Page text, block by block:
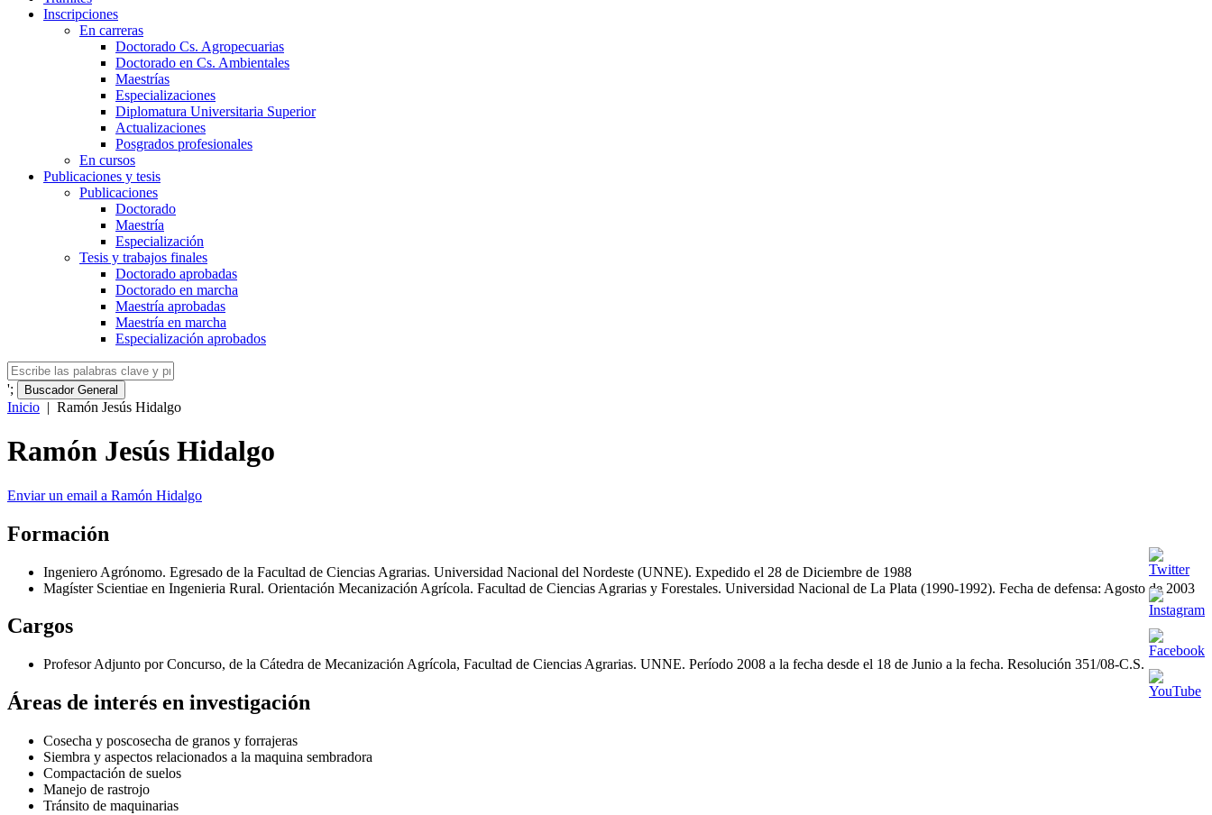
Inscripciones
En carreras
Doctorado Cs. Agropecuarias
Doctorado en Cs. Ambientales
Maestrías
Especializaciones
Diplomatura Universitaria Superior
Actualizaciones
Posgrados profesionales
En cursos
Publicaciones y tesis
Publicaciones
Doctorado
Maestría
Especialización
Tesis y trabajos finales
Doctorado aprobadas
Doctorado en marcha
Maestría aprobadas
Maestría en marcha
Especialización aprobados
'; Buscador General
Inicio | Ramón Jesús Hidalgo
Ramón Jesús Hidalgo
Enviar un email a Ramón Hidalgo
Formación
Ingeniero Agrónomo. Egresado de la Facultad de Ciencias Agrarias. Universidad Nacional del Nordeste (UNNE). Expedido el 28 de Diciembre de 1988
Magíster Scientiae en Ingenieria Rural. Orientación Mecanización Agrícola. Facultad de Ciencias Agrarias y Forestales. Universidad Nacional de La Plata (1990-1992). Fecha de defensa: Agosto de 2003
Cargos
Profesor Adjunto por Concurso, de la Cátedra de Mecanización Agrícola, Facultad de Ciencias Agrarias. UNNE. Período 2008 a la fecha desde el 18 de Junio a la fecha. Resolución 351/08-C.S.
Áreas de interés en investigación
Cosecha y poscosecha de granos y forrajeras
Siembra y aspectos relacionados a la maquina sembradora
Compactación de suelos
Manejo de rastrojo
Tránsito de maquinarias